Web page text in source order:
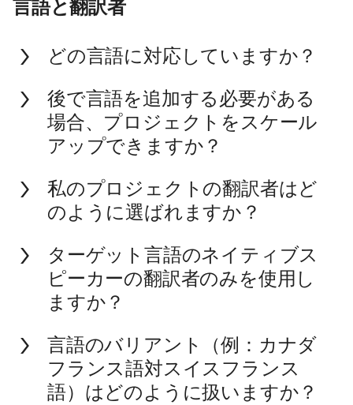
言語と翻訳者
どの言語に対応していますか？
後で言語を追加する必要がある
場合、プロジェクトをスケール
アップできますか？
私のプロジェクトの翻訳者はど
のように選ばれますか？
ターゲット言語のネイティブス
ピーカーの翻訳者のみを使用し
ますか？
言語のバリアント（例：カナダ
フランス語対スイスフランス
語）はどのように扱いますか？